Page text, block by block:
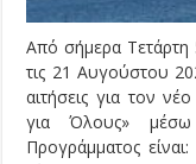
Από σήμερα
τις 21 Αυγούστου
αιτήσεις για τον
για Όλους» μέσω
Προγράμματος